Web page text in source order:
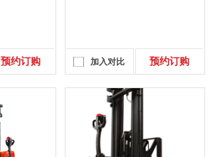
预约订购 加入对比 预约订购